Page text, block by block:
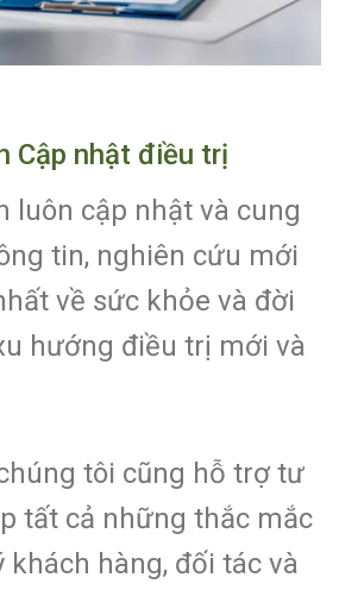
Cập nhật điều trị
luôn cập nhật và cung
tin, nghiên cứu mới
về sức khỏe và đời
hướng điều trị mới và
tôi cũng hỗ trợ tư
tất cả những thắc mắc
khách hàng, đối tác và